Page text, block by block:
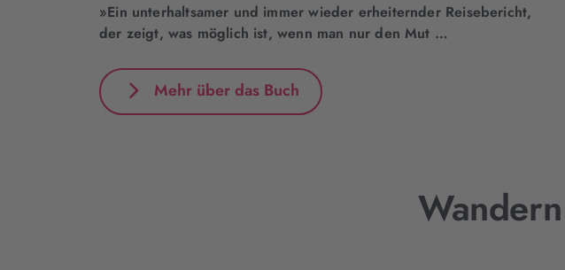
»Ein unterhaltsamer und immer wieder erheiternder Reisebericht,
der zeigt, was möglich ist, wenn man nur den Mut …
Mehr über das Buch